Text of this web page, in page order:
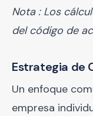
Nota : Los
del código de
Estrategia de
Un enfoque
empresa